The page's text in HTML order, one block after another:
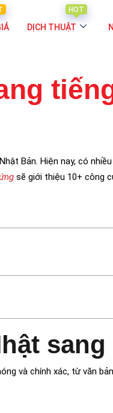
HOT
DỊCH THUẬT
Bản. Hiện nay, có
sẽ giới thiệu 10+ công
và chính xác, từ văn